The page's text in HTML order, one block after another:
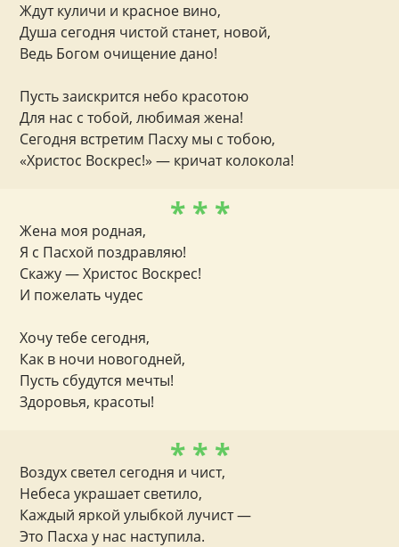
Ждут куличи и красное вино,
Душа сегодня чистой станет, новой,
Ведь Богом очищение дано!
Пусть заискрится небо красотою
Для нас с тобой, любимая жена!
Сегодня встретим Пасху мы с тобою,
«Христос Воскрес!» — кричат колокола!
* * *
Жена моя родная,
Я с Пасхой поздравляю!
Скажу — Христос Воскрес!
И пожелать чудес
Хочу тебе сегодня,
Как в ночи новогодней,
Пусть сбудутся мечты!
Здоровья, красоты!
* * *
Воздух светел сегодня и чист,
Небеса украшает светило,
Каждый яркой улыбкой лучист —
Это Пасха у нас наступила.